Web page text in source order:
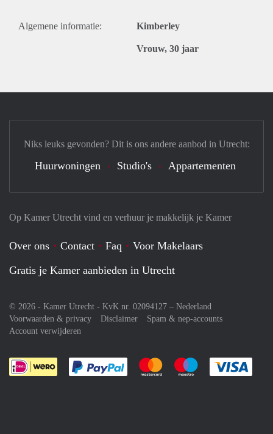
Algemene informatie: Kimberley
Vrouw, 30 jaar
Op Kamer Utrecht vind en verhuur je makkelijk je Kamer
Over ons Contact Faq
Voor Makelaars
Gratis je Kamer aanbieden in Utrecht
© 2026 - Kamer Utrecht - KvK nr. 02094127 – Nederland
Voorwaarden & privacy
Disclaimer
Spam & nep-accounts
Account verwijderen
Je rekent gemakkelijk af met Paypal
Je rekent gemakkelijk af met
Je rekent
Niks leuks gevonden? Dit is ons andere aanbod in Utrecht:
Huurwoningen Studio's Appartementen